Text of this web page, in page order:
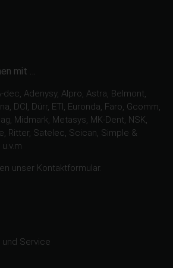
mit …
dec, Adenysy, Alpro, Astra, Belmont,
DCI, Dürr, ETI, Euronda, Faro, Gcomm,
Midmark, Metasys, MK-Dent, NSK,
Ritter, Satelec, Scican, Simple &
unser Kontaktformular.
und Service